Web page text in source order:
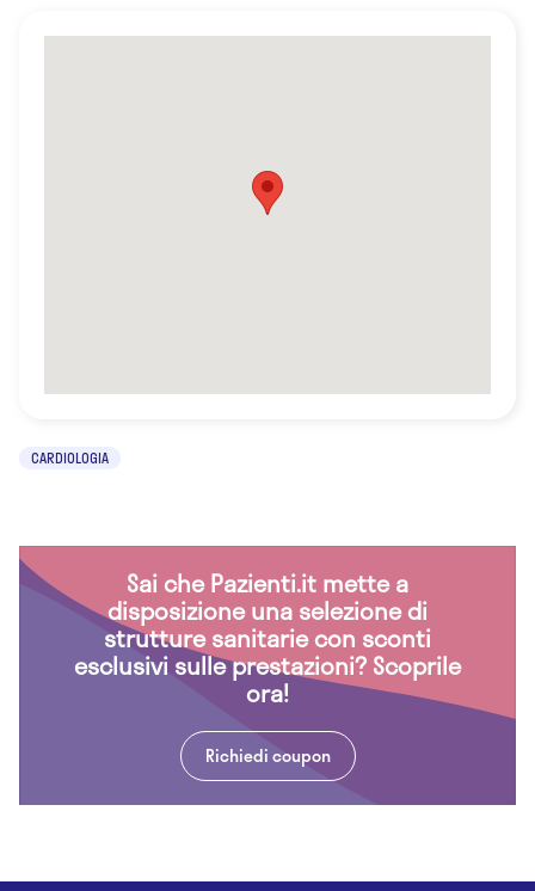
CARDIOLOGIA
Sai che Pazienti.it mette a
disposizione una selezione di
strutture sanitarie con sconti
esclusivi sulle prestazioni? Scoprile
ora!
Richiedi coupon